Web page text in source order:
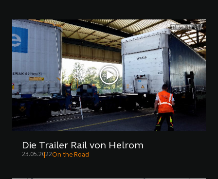
Die Trailer Rail von Helrom
23.05.2022On the Road